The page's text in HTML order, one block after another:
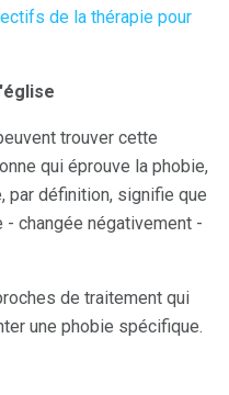
de la thérapie pour
trouver cette
qui éprouve la phobie,
par définition, signifie que
changée négativement -
de traitement qui
une phobie spécifique.